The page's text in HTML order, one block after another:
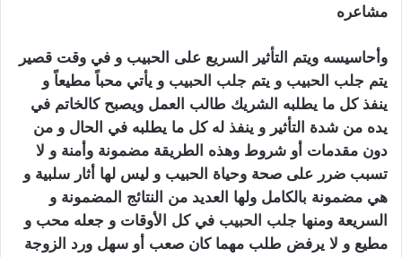
مشاعره
وأحاسيسه ويتم التأثير السريع على الحبيب و في وقت قصير
يتم جلب الحبيب و يتم جلب الحبيب و يأتي محباً مطيعاً و
ينفذ كل ما يطلبه الشريك طالب العمل ويصبح كالخاتم في
يده من شدة التأثير و ينفذ له كل ما يطلبه في الحال و من
دون مقدمات أو شروط وهذه الطريقة مضمونة وأمنة و لا
تسبب ضرر على صحة وحياة الحبيب و ليس لها أثار سلبية و
هي مضمونة بالكامل ولها العديد من النتائج المضمونة و
السريعة ومنها جلب الحبيب في كل الأوقات و جعله محب و
مطيع و لا يرفض طلب مهما كان صعب أو سهل ورد الزوجة